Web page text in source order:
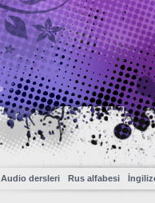
Audio dersleri Rus alfabesi